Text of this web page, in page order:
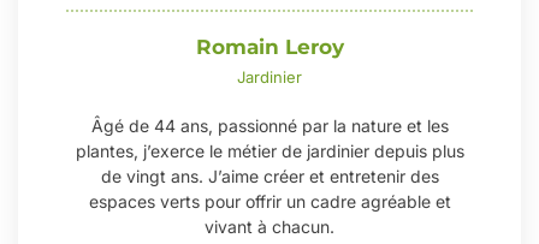
Romain Leroy
Jardinier
Âgé de 44 ans, passionné par la nature et les
plantes, j’exerce le métier de jardinier depuis plus
de vingt ans. J’aime créer et entretenir des
espaces verts pour offrir un cadre agréable et
vivant à chacun.